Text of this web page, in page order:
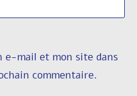
e-mail et mon site dans
commentaire.